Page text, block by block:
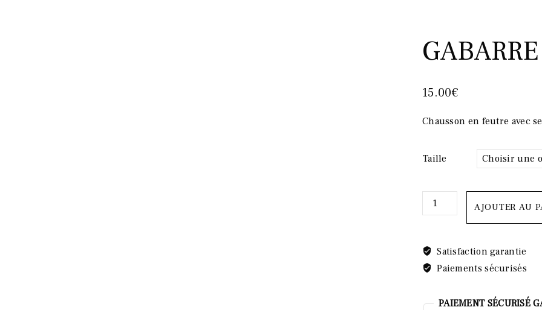
15.00€
Chausson en feutre avec
Taille
quantité
de
AJOUTER AU
Satisfaction garantie
Paiements sécurisés
PAIEMENT SÉCURISÉ